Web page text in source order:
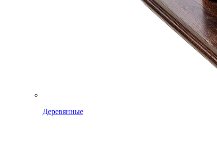
Деревянные